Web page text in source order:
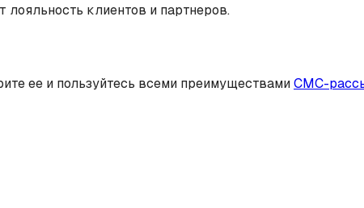
клиентов и партнеров.
ее и пользуйтесь всеми преимуществамиСМС-